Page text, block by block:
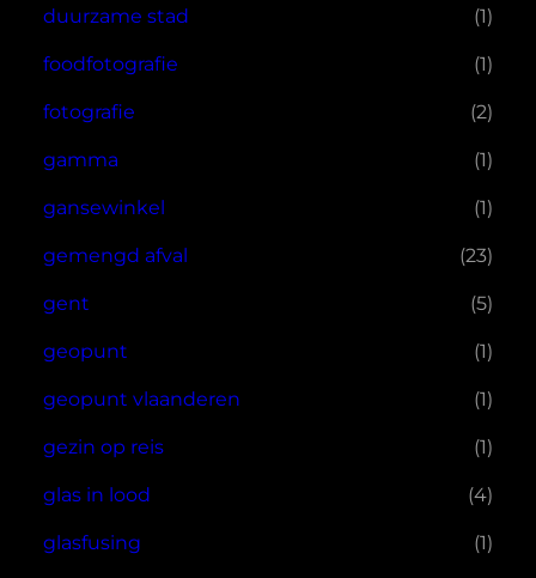
duurzame stad (1)
foodfotografie (1)
fotografie (2)
gamma (1)
gansewinkel (1)
gemengd afval (23)
gent (5)
geopunt (1)
geopunt vlaanderen (1)
gezin op reis (1)
glas in lood (4)
glasfusing (1)